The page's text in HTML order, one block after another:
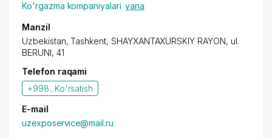
Ko'rgazma kompaniyalari yana
Manzil
Uzbekistan, Tashkent, SHAYXANTAXURSKIY RAYON, ul.
BERUNI, 41
Telefon raqami
+998...Ko'rsatish
E-mail
uzexposervice@mail.ru